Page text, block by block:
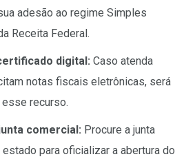
adesão ao regime Simples
Receita Federal.
digital: Caso atenda
notas fiscais eletrônicas, será
recurso.
comercial: Procure a junta
para oficializar a abertura do